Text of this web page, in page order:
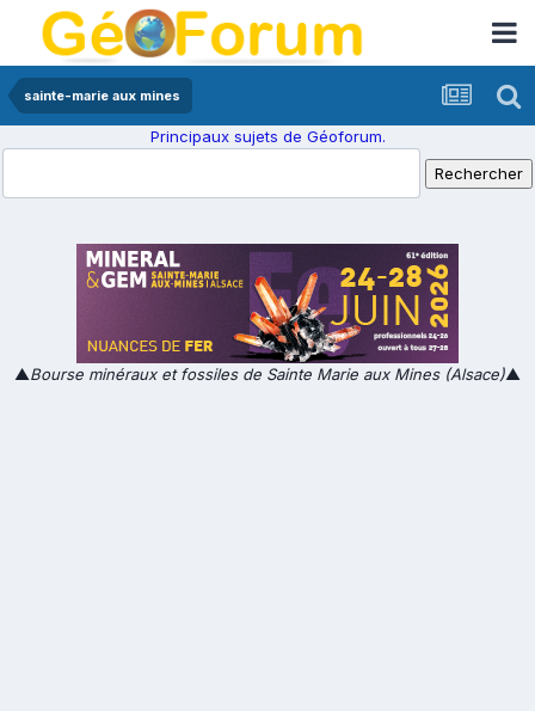
sainte-marie aux mines
Principaux sujets de Géoforum.
▲Bourse minéraux et fossiles de Sainte Marie aux Mines (Alsace)▲